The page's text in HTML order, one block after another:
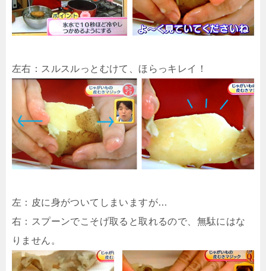
左右：スルスルっとむけて、ほらっキレイ！
左：皮に身がついてしまいますが…
右：スプーンでこそげ取ると取れるので、無駄にはな
りません。